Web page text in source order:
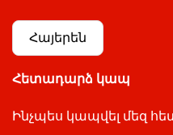
Հայերեն
Հետադարձ կապ
Ինչպես կապվել մեզ